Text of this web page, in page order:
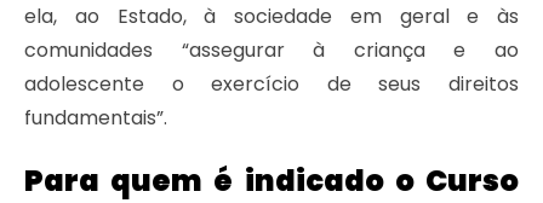
ela, ao Estado, à sociedade em geral e às
comunidades “assegurar à criança e ao
adolescente o exercício de seus direitos
fundamentais”.
Para quem é indicado o Curso